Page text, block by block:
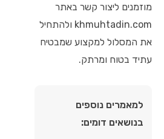
מוזמנים ליצור קשר באתר
khmuhtadin.com ולהתחיל
את המסלול למקצוע שמבטיח
עתיד בטוח ומרתק.
למאמרים נוספים
בנושאים דומים: